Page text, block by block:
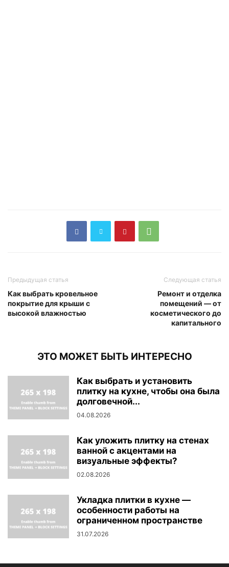
Предыдущая статья
Как выбрать кровельное
покрытие для крыши с
высокой влажностью
Следующая статья
Ремонт и отделка
помещений — от
косметического до
капитального
ЭТО МОЖЕТ БЫТЬ ИНТЕРЕСНО
Как выбрать и установить
плитку на кухне, чтобы она была
долговечной...
04.08.2026
Как уложить плитку на стенах
ванной с акцентами на
визуальные эффекты?
02.08.2026
Укладка плитки в кухне —
особенности работы на
ограниченном пространстве
31.07.2026